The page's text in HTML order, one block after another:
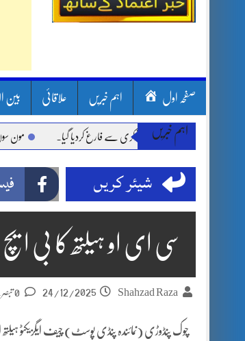
صفحہ اول اہم خبریں علاقائی بین
اہم خبریں مون سون
شیئر کریں
سی ای او ہیلتھ کا بی ایچ
Shahzad Raza
24/12/2025
چوک پنڈوڑی (نمائندہ پنڈی پوسٹ) چیف ایگزیکٹو ہیلتھ